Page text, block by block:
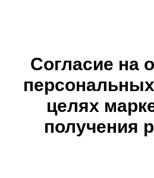
Согласие на
целях
получения